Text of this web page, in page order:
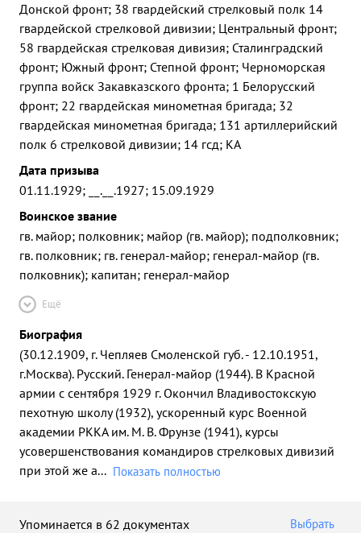
Донской фронт; 38 гвардейский стрелковый полк 14
гвардейской стрелковой дивизии; Центральный фронт;
58 гвардейская стрелковая дивизия; Сталинградский
фронт; Южный фронт; Степной фронт; Черноморская
группа войск Закавказского фронта; 1 Белорусский
фронт; 22 гвардейская минометная бригада; 32
гвардейская минометная бригада; 131 артиллерийский
полк 6 стрелковой дивизии; 14 гсд; КА
Дата призыва
01.11.1929; __.__.1927; 15.09.1929
Воинское звание
гв. майор; полковник; майор (гв. майор); подполковник;
гв. полковник; гв. генерал-майор; генерал-майор (гв.
полковник); капитан; генерал-майор
Ещё
Биография
(30.12.1909, г. Чепляев Смоленской губ. - 12.10.1951,
г.Москва). Русский. Генерал-майор (1944). В Красной
армии с сентября 1929 г. Окончил Владивостокскую
пехотную школу (1932), ускоренный курс Военной
академии РККА им. М. В. Фрунзе (1941), курсы
усовершенствования командиров стрелковых дивизий
при этой же а... Показать полностью
Упоминается в 62 документах Выбрать